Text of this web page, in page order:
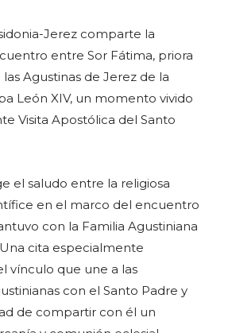
Jerez comparte la
entre Sor Fátima, priora
Agustinas de Jerez de la
León XIV, un momento vivido
Visita Apostólica del Santo
el saludo entre la religiosa
en el marco del encuentro
con la Familia Agustiniana
cita especialmente
vínculo que une a las
con el Santo Padre y
de compartir con él un